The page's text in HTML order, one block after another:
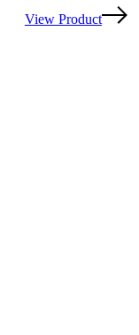
View Product